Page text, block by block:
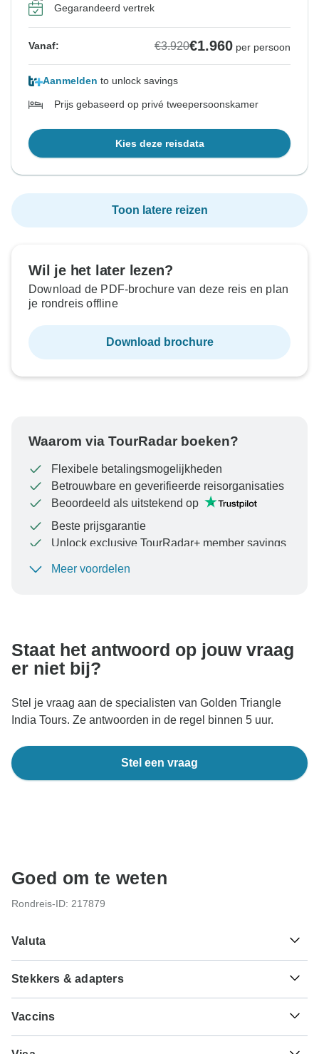
Gegarandeerd vertrek
Vanaf: €3.920€1.960 per persoon
Aanmelden to unlock savings
Prijs gebaseerd op privé tweepersoonskamer
Kies deze reisdata
Toon latere reizen
Wil je het later lezen?
Download de PDF-brochure van deze reis en plan
je rondreis offline
Download brochure
Waarom via TourRadar boeken?
Flexibele betalingsmogelijkheden
Betrouwbare en geverifieerde reisorganisaties
Beoordeeld als uitstekend op
Beste prijsgarantie
Unlock exclusive TourRadar+ member savings
Om uw betaling te beschermen en ervoor te zorgen
Meer voordelen
Staat het antwoord op jouw vraag
er niet bij?
Stel je vraag aan de specialisten van Golden Triangle
India Tours. Ze antwoorden in de regel binnen 5 uur.
Stel een vraag
Goed om te weten
Rondreis-ID: 217879
Valuta
₹ Indiase roepie
India
Stekkers & adapters
de types C, D, M.
Vaccins